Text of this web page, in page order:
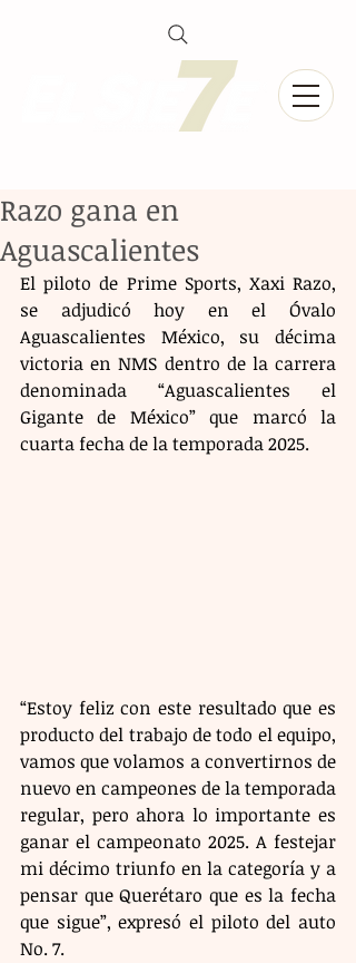
Razo gana en
Aguascalientes
El piloto de Prime Sports, Xaxi Razo,
se adjudicó hoy en el Óvalo
Aguascalientes México, su décima
victoria en NMS dentro de la carrera
denominada “Aguascalientes el
Gigante de México” que marcó la
cuarta fecha de la temporada 2025.
“Estoy feliz con este resultado que es
producto del trabajo de todo el equipo,
vamos que volamos a convertirnos de
nuevo en campeones de la temporada
regular, pero ahora lo importante es
ganar el campeonato 2025. A festejar
mi décimo triunfo en la categoría y a
pensar que Querétaro que es la fecha
que sigue”, expresó el piloto del auto
No. 7.